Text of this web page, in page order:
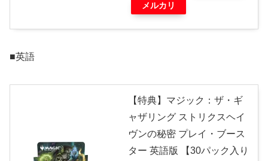
メルカリ
■英語
【特典】マジック：ザ・ギ
ャザリング ストリクスヘイ
ヴンの秘密 プレイ・ブース
ター 英語版 【30パック入り